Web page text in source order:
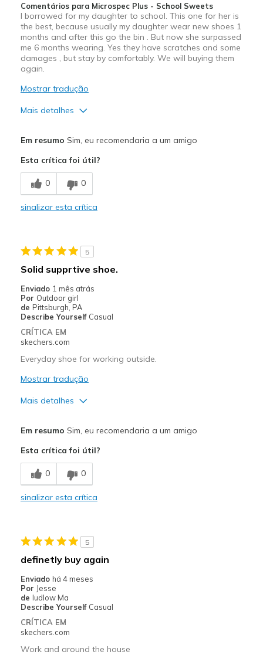
Comentários para Microspec Plus - School Sweets
I borrowed for my daughter to school. This one for her is
the best, because usually my daughter wear new shoes 1
months and after this go the bin . But now she surpassed
me 6 months wearing. Yes they have scratches and some
damages , but stay by comfortably. We will buying them
again.
Mostrar tradução
Mais detalhes
Contras
Need Break In
Feels true to width
Sizing
Feels true to size
View On Shoes
Shoes are for Wearing
Em resumo Sim, eu recomendaria a um amigo
Esta crítica foi útil?
0 0
sinalizar esta crítica
5
Solid supprtive shoe.
Enviado 1 mês atrás
Por Outdoor girl
de Pittsburgh, PA
Describe Yourself Casual
CRÍTICA EM
skechers.com
Everyday shoe for working outside.
Mostrar tradução
Mais detalhes
Melhores utilizações
Casual Wear
View On Shoes
Shoes are for Wearing
Em resumo Sim, eu recomendaria a um amigo
Esta crítica foi útil?
0 0
sinalizar esta crítica
5
definetly buy again
Enviado há 4 meses
Por Jesse
de ludlow Ma
Describe Yourself Casual
CRÍTICA EM
skechers.com
Work and around the house